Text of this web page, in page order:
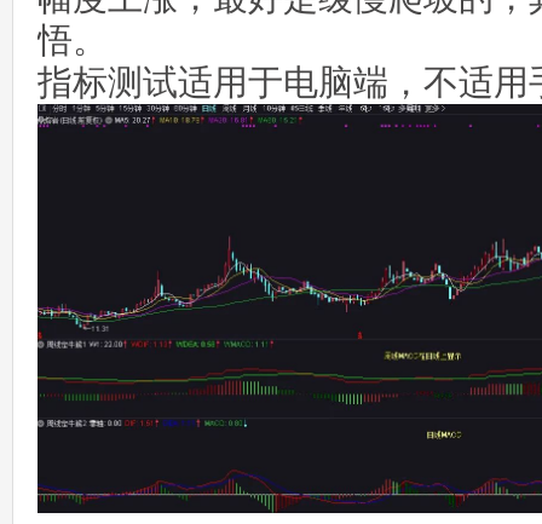
悟。
指标测试适用于电脑端，不适用